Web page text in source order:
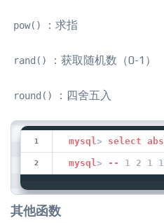
pow() ：求指
rand() ：获取随机数（0-1）
round() ：四舍五入
mysql > select abs
mysql > -- 1 2 1
其他函数